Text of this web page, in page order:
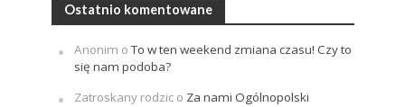
Ostatnio komentowane
Anonim oTo w ten weekend zmiana czasu! Czy to
się nam podoba?
Zatroskany rodzico Za nami Ogólnopolski